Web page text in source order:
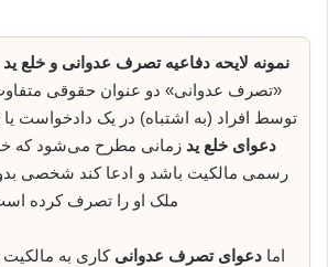
نمونه لایحه دفاعیه تصرف عدوانی و خلع
«تصرف عدوانی» دو عنوان حقوقی
توسط افراد (به اشتباه) در یک دادخواست یا
دعوای خلع ید زمانی مطرح می‌شود که
رسمی مالکیت باشد و ادعا کند شخصی
ملک او را تصرف کرده
اما دعوای تصرف عدوانی کاری به